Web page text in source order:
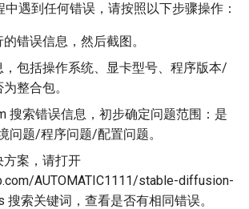
内存不足
failed
ControlNet
训练
遇到任何错误，请按照以下步骤操作：
错误信息，然后截图。
，包括操作系统、显卡型号、程序版本/
整合包。
搜索错误信息，初步确定问题范围：是
问题/程序问题/配置问题。
案，请打开
AUTOMATIC1111/stable-diffusion-
索关键词，查看是否有相同错误。